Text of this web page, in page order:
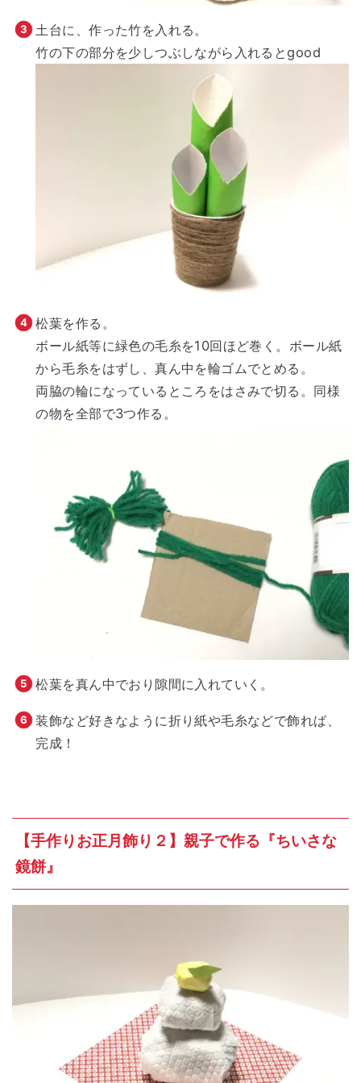
土台に、作った竹を入れる。
竹の下の部分を少しつぶしながら入れるとgood
松葉を作る。
ボール紙等に緑色の毛糸を10回ほど巻く。ボール紙
から毛糸をはずし、真ん中を輪ゴムでとめる。
両脇の輪になっているところをはさみで切る。同様
の物を全部で3つ作る。
松葉を真ん中でおり隙間に入れていく。
装飾など好きなように折り紙や毛糸などで飾れば、
完成！
【手作りお正月飾り２】親子で作る『ちいさな
鏡餅』